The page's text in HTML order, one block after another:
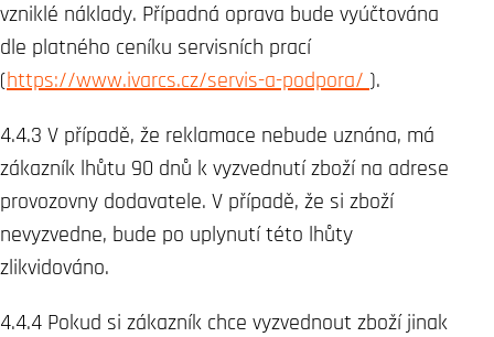
vzniklé náklady. Případná oprava bude vyúčtována
dle platného ceníku servisních prací
(https://www.ivarcs.cz/servis-a-podpora/ ).
4.4.3 V případě, že reklamace nebude uznána, má
zákazník lhůtu 90 dnů k vyzvednutí zboží na adrese
provozovny dodavatele. V případě, že si zboží
nevyzvedne, bude po uplynutí této lhůty
zlikvidováno.
4.4.4 Pokud si zákazník chce vyzvednout zboží jinak